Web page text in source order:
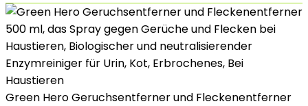
Green Hero Geruchsentferner und Fleckenentferner